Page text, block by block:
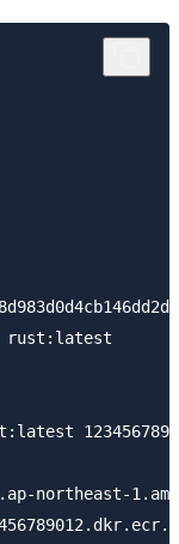
rust:latest